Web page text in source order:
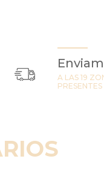
A LAS 19
PRESENTES